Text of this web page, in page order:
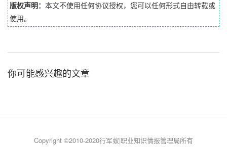
版权声明： 本文不使用任何协议授权，您可以任何形式自由转载或
使用。
你可能感兴趣的文章
Copyright ©2010-2020行军蚁|职业知识情报管理局所有